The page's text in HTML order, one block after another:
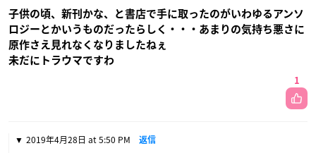
子供の頃、新刊かな、と書店で手に取ったのがいわゆるアンソ
ロジーとかいうものだったらしく・・・あまりの気持ち悪さに
原作さえ見れなくなりましたねぇ
未だにトラウマですわ
1
2019年4月28日 at 5:50 PM 返信